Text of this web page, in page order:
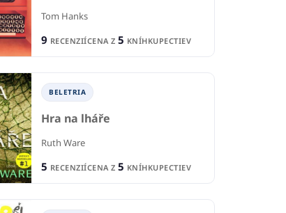
CENA Z
2KNÍHKUPECTIEV
Tom Hanks
9 RECENZIÍCENA Z 5 KNÍHKUPECTIEV
BELETRIA
Hra na lháře
Ruth Ware
5 RECENZIÍCENA Z 5 KNÍHKUPECTIEV